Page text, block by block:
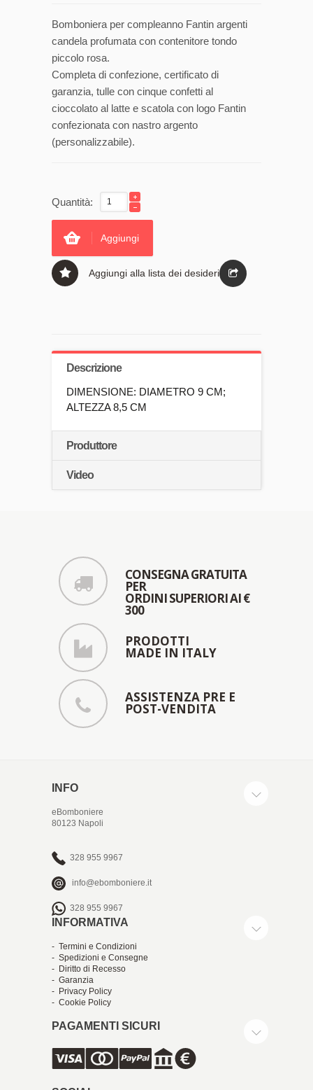
Bomboniera per compleanno Fantin argenti
candela profumata con contenitore tondo
piccolo rosa.
Completa di confezione, certificato di
garanzia, tulle con cinque confetti al
cioccolato al latte e scatola con logo Fantin
confezionata con nastro argento
(personalizzabile).
Quantità:
Aggiungi
Aggiungi alla lista dei desideri
Descrizione
DIMENSIONE: DIAMETRO 9 CM;
ALTEZZA 8,5 CM
Produttore
Video
CONSEGNA GRATUITA
PER
ORDINI SUPERIORI AI €
300
PRODOTTI
MADE IN ITALY
ASSISTENZA PRE E
POST-VENDITA
INFO
eBomboniere
80123 Napoli
328 955 9967
info@ebomboniere.it
328 955 9967
INFORMATIVA
- Termini e Condizioni
- Spedizioni e Consegne
- Diritto di Recesso
- Garanzia
- Privacy Policy
- Cookie Policy
PAGAMENTI SICURI